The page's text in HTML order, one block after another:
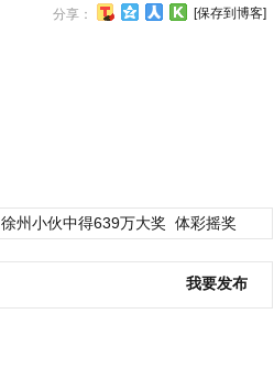
分享： [保存到博客]
徐州小伙中得639万大奖 体彩摇奖
我要发布